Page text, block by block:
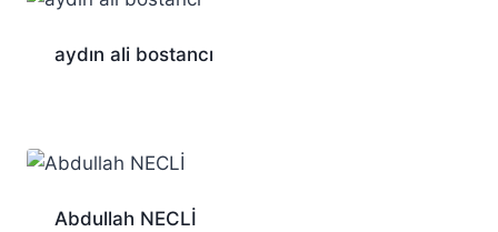
aydın ali bostancı
Abdullah NECLİ